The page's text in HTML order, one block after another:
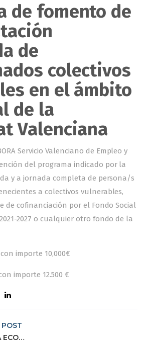
de fomento de
de
colectivos
en el ámbito
de la
Valenciana
Servicio Valenciano de Empleo y
del programa indicado por la
y a jornada completa de persona/s
a colectivos vulnerables,
de cofinanciación por el Fondo Social
2027 o cualquier otro fondo de la
con importe 10,000€
importe 12.500 €
POST
PROGRAMA ECOVUL 2024